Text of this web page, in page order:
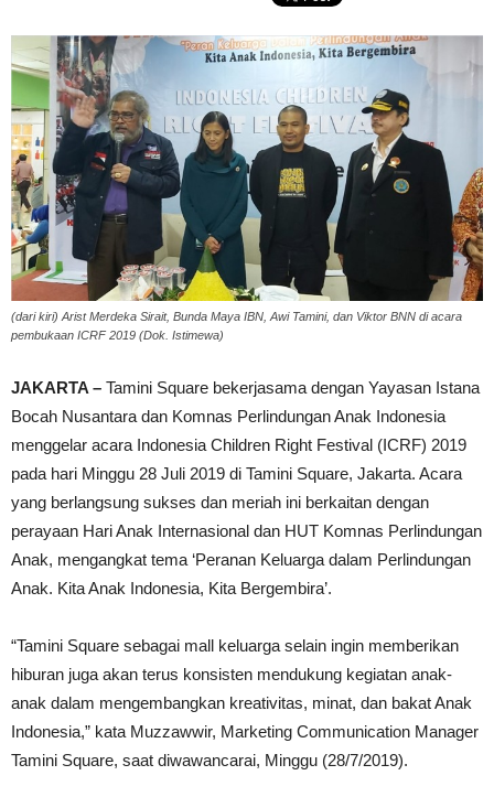
(dari kiri) Arist Merdeka Sirait, Bunda Maya IBN, Awi Tamini, dan Viktor BNN di acara
pembukaan ICRF 2019 (Dok. Istimewa)
JAKARTA – Tamini Square bekerjasama dengan Yayasan Istana
Bocah Nusantara dan Komnas Perlindungan Anak Indonesia
menggelar acara Indonesia Children Right Festival (ICRF) 2019
pada hari Minggu 28 Juli 2019 di Tamini Square, Jakarta. Acara
yang berlangsung sukses dan meriah ini berkaitan dengan
perayaan Hari Anak Internasional dan HUT Komnas Perlindungan
Anak, mengangkat tema ‘Peranan Keluarga dalam Perlindungan
Anak. Kita Anak Indonesia, Kita Bergembira’.
“Tamini Square sebagai mall keluarga selain ingin memberikan
hiburan juga akan terus konsisten mendukung kegiatan anak-
anak dalam mengembangkan kreativitas, minat, dan bakat Anak
Indonesia,” kata Muzzawwir, Marketing Communication Manager
Tamini Square, saat diwawancarai, Minggu (28/7/2019).